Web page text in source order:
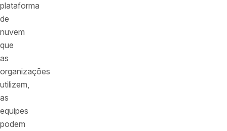
plataforma
de
nuvem
que
as
organizações
utilizem,
as
equipes
podem